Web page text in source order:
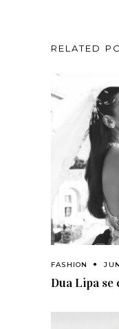
RELATED
FASHION
Dua Lipa se